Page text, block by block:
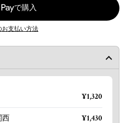
お支払い方法
¥1,320
西 ¥1,430